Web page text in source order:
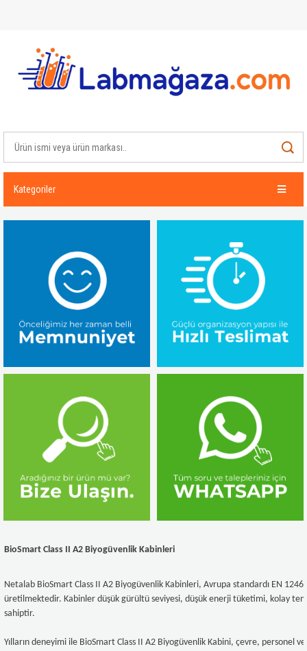
Kategoriler
BioSmart Class II A2 Biyogüvenlik Kabinleri
Netalab BioSmart Class II A2 Biyogüvenlik Kabinleri, Avrupa standardı EN
üretilmektedir. Kabinler düşük gürültü seviyesi, düşük enerji tüketimi, kolay
sahiptir.
Yılların deneyimi ile BioSmart Class II A2 Biyogüvenlik Kabini, çevre, personel